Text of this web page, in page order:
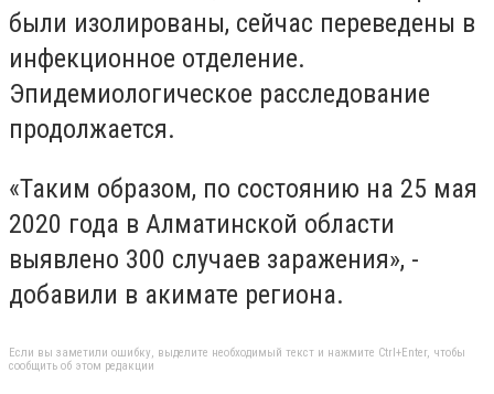
были изолированы, сейчас переведены в
инфекционное отделение.
Эпидемиологическое расследование
продолжается.
«Таким образом, по состоянию на 25 мая
2020 года в Алматинской области
выявлено 300 случаев заражения», -
добавили в акимате региона.
Если вы заметили ошибку, выделите необходимый текст и нажмите Ctrl+Enter, чтобы
сообщить об этом редакции